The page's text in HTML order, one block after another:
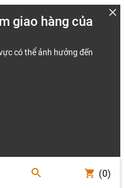
giao hàng của
có thể ảnh hưởng đến
(0)